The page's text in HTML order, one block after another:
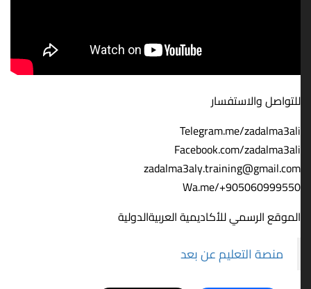
للتواصل والاستفسار
Telegram.me/zadalma3ali
Facebook.com/zadalma3ali
zadalma3aly.training@gmail.com
Wa.me/+905060999550
الموقع الرسمي للأكاديمية العربيةالدولية
منصة التعليم عن بعد